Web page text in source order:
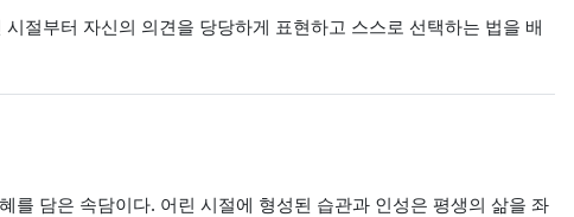
절부터 자신의 의견을 당당하게 표현하고 스스로 선택하는 법을 배
를 담은 속담이다. 어린 시절에 형성된 습관과 인성은 평생의 삶을 좌